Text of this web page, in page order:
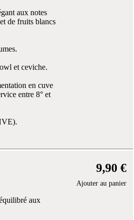
aux notes
de fruits blancs
et ceviche.
en cuve
entre 8° et
aux
9,90 €
Ajouter au panier